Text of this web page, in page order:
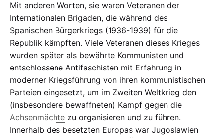
Mit anderen Worten, sie waren Veteranen der
Internationalen Brigaden, die während des
Spanischen Bürgerkriegs (1936-1939) für die
Republik kämpften. Viele Veteranen dieses Krieges
wurden später als bewährte Kommunisten und
entschlossene Antifaschisten mit Erfahrung in
moderner Kriegsführung von ihren kommunistischen
Parteien eingesetzt, um im Zweiten Weltkrieg den
(insbesondere bewaffneten) Kampf gegen die
Achsenmächte zu organisieren und zu führen.
Innerhalb des besetzten Europas war Jugoslawien